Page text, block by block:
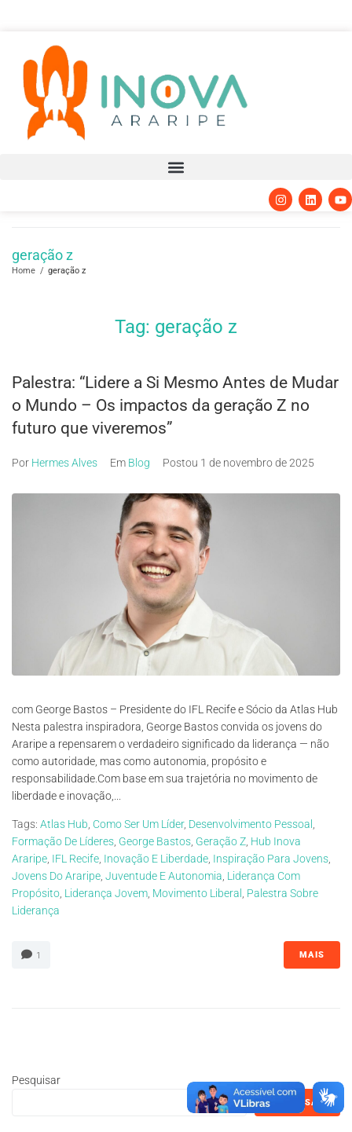
geração z
Home / geração z
Tag: geração z
Palestra: “Lidere a Si Mesmo Antes de Mudar
o Mundo – Os impactos da geração Z no
futuro que viveremos”
Por Hermes Alves Em Blog Postou 1 de novembro de 2025
com George Bastos – Presidente do IFL Recife e Sócio da Atlas Hub
Nesta palestra inspiradora, George Bastos convida os jovens do
Araripe a repensarem o verdadeiro significado da liderança — não
como autoridade, mas como autonomia, propósito e
responsabilidade.Com base em sua trajetória no movimento de
liberdade e inovação,...
Tags: Atlas Hub, Como Ser Um Líder, Desenvolvimento Pessoal ,
Formação De Líderes, George Bastos, Geração Z, Hub Inova
Araripe, IFL Recife, Inovação E Liberdade, Inspiração Para Jovens,
Jovens Do Araripe, Juventude E Autonomia, Liderança Com
Propósito, Liderança Jovem, Movimento Liberal , Palestra Sobre
Liderança
1 MAIS
Pesquisar
PESQUISAR